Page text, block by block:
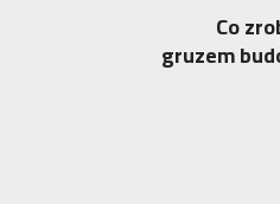
Co
gruzem